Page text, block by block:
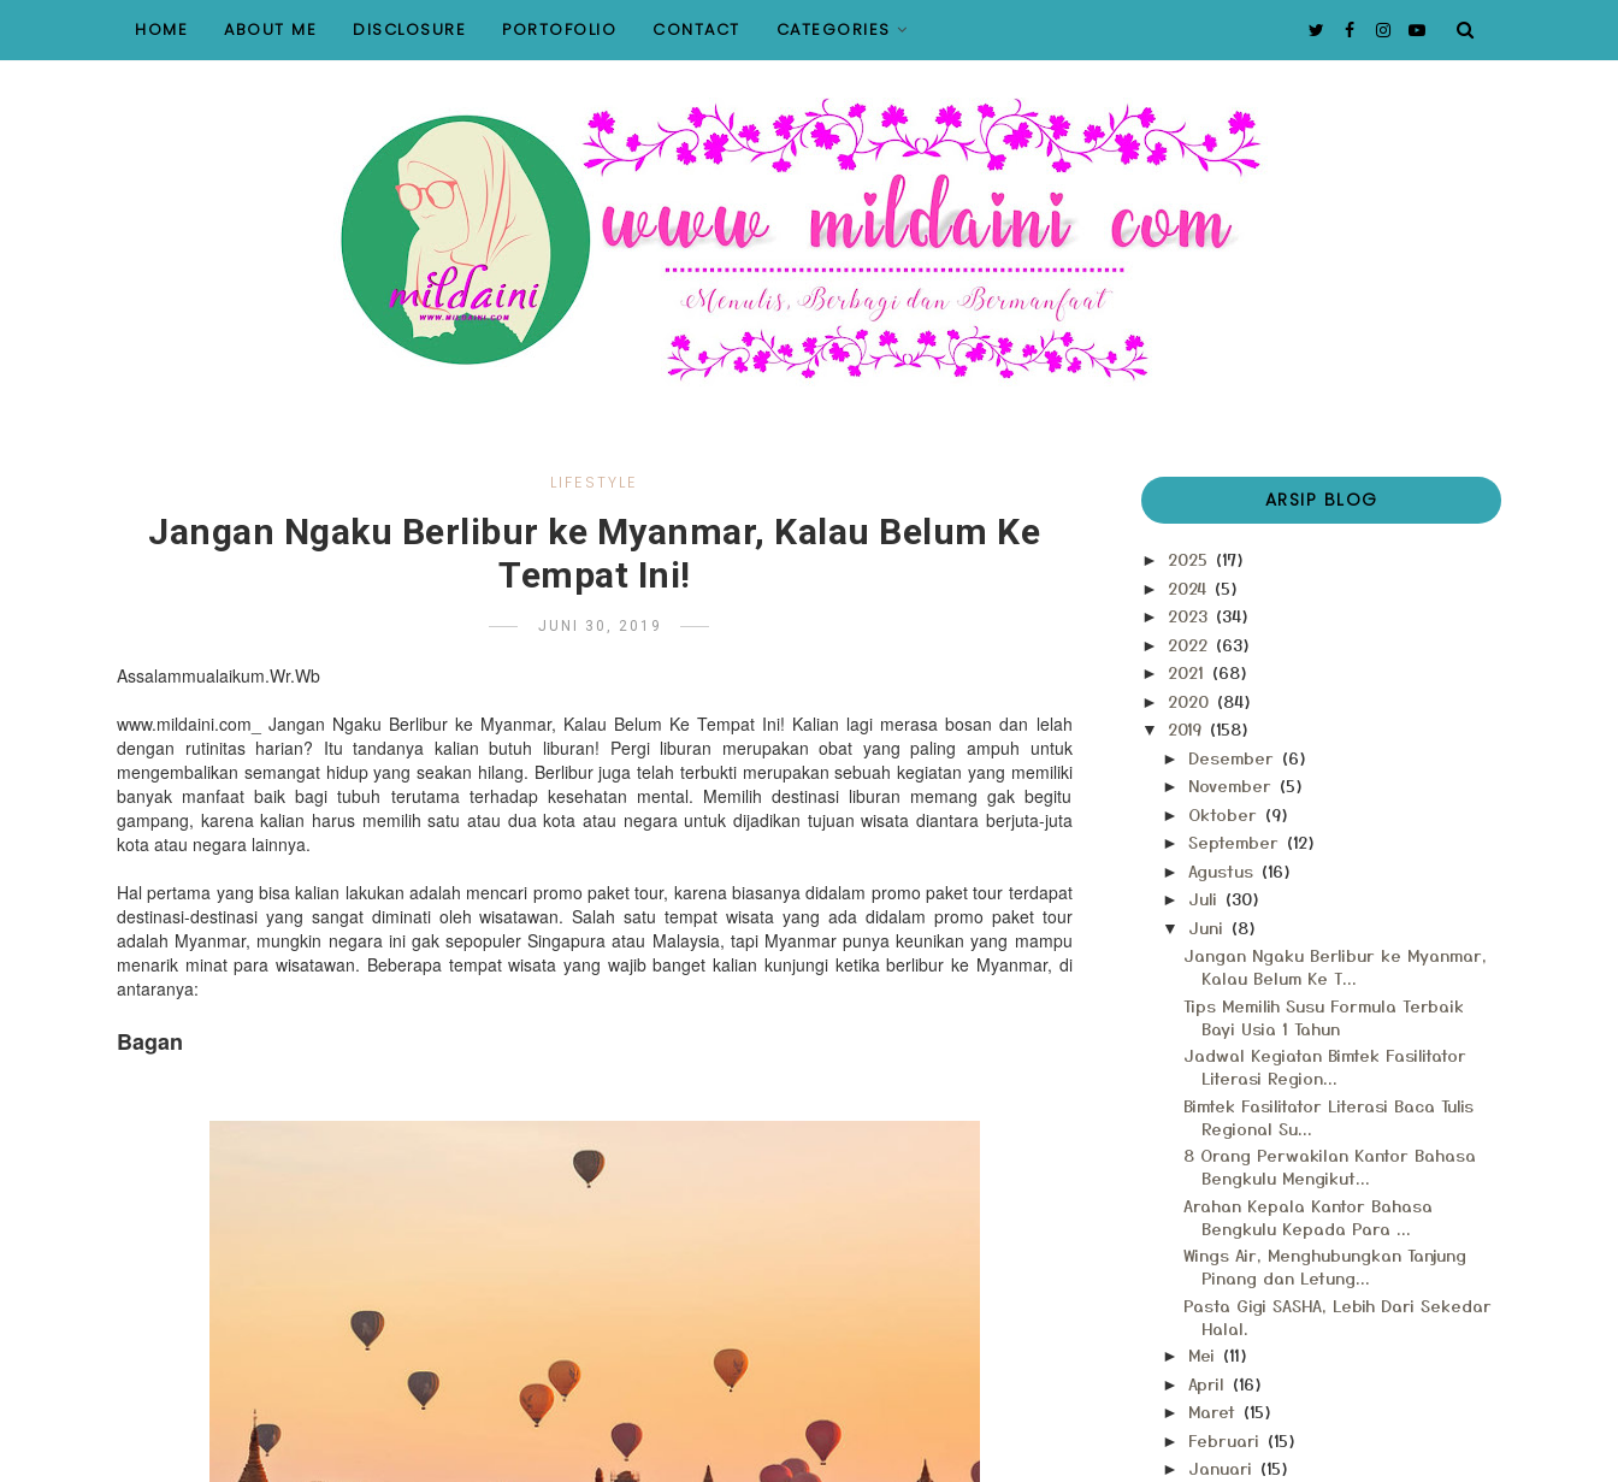
HOME ABOUT ME DISCLOSURE PORTOFOLIO CONTACT CATEGORIES
LIFESTYLE
Jangan Ngaku Berlibur ke Myanmar, Kalau Belum Ke
Tempat Ini!
JUNI 30, 2019
Assalammualaikum.Wr.Wb
www.mildaini.com_ Jangan Ngaku Berlibur ke Myanmar, Kalau Belum Ke Tempat Ini! Kalian lagi merasa bosan dan lelah
dengan rutinitas harian? Itu tandanya kalian butuh liburan! Pergi liburan merupakan obat yang paling ampuh untuk
mengembalikan semangat hidup yang seakan hilang. Berlibur juga telah terbukti merupakan sebuah kegiatan yang memiliki
banyak manfaat baik bagi tubuh terutama terhadap kesehatan mental. Memilih destinasi liburan memang gak begitu
gampang, karena kalian harus memilih satu atau dua kota atau negara untuk dijadikan tujuan wisata diantara berjuta-juta
kota atau negara lainnya.
Hal pertama yang bisa kalian lakukan adalah mencari promo paket tour, karena biasanya didalam promo paket tour terdapat
destinasi-destinasi yang sangat diminati oleh wisatawan. Salah satu tempat wisata yang ada didalam promo paket tour
adalah Myanmar, mungkin negara ini gak sepopuler Singapura atau Malaysia, tapi Myanmar punya keunikan yang mampu
menarik minat para wisatawan. Beberapa tempat wisata yang wajib banget kalian kunjungi ketika berlibur ke Myanmar, di
antaranya:
Bagan
ARSIP BLOG
► 2025 (17)
► 2024 (5)
► 2023 (34)
► 2022 (63)
► 2021 (68)
► 2020 (84)
▼ 2019 (158)
► Desember (6)
► November (5)
► Oktober (9)
► September (12)
► Agustus (16)
► Juli (30)
▼ Juni (8)
Jangan Ngaku Berlibur ke Myanmar,
Kalau Belum Ke T...
Tips Memilih Susu Formula Terbaik
Bayi Usia 1 Tahun
Jadwal Kegiatan Bimtek Fasilitator
Literasi Region...
Bimtek Fasilitator Literasi Baca Tulis
Regional Su...
8 Orang Perwakilan Kantor Bahasa
Bengkulu Mengikut...
Arahan Kepala Kantor Bahasa
Bengkulu Kepada Para ...
Wings Air, Menghubungkan Tanjung
Pinang dan Letung...
Pasta Gigi SASHA, Lebih Dari Sekedar
Halal.
► Mei (11)
► April (16)
► Maret (15)
► Februari (15)
► Januari (15)